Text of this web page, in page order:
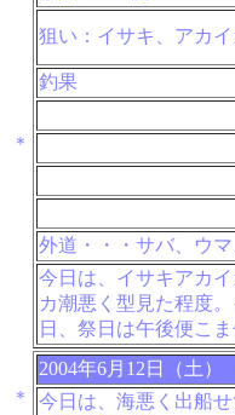
＊
狙い：イサキ、アカ
釣果
外道・・・サバ、ウ
今日は、イサキアカ
カ潮悪く型見た程度
日、祭日は午後便こ
＊
2004年6月12日（土
今日は、海悪く出船